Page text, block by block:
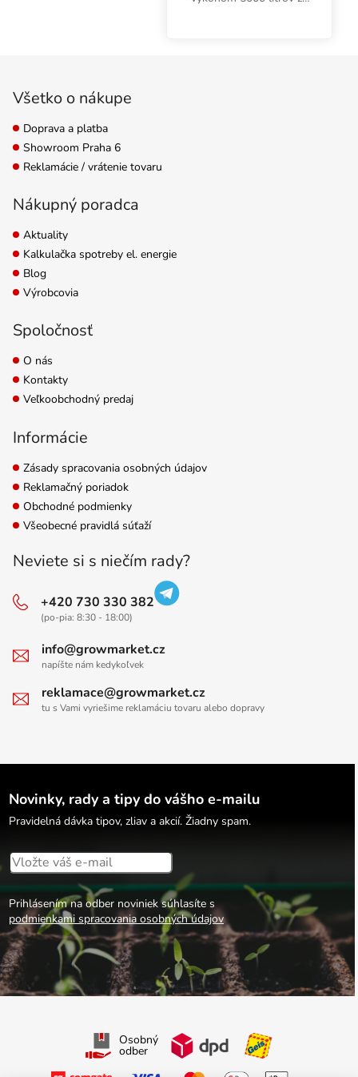
Všetko o nákupe
Doprava a platba
Showroom Praha 6
Reklamácie / vrátenie tovaru
Nákupný poradca
Aktuality
Kalkulačka spotreby el. energie
Blog
Výrobcovia
Spoločnosť
O nás
Kontakty
Veľkoobchodný predaj
Informácie
Zásady spracovania osobných údajov
Reklamačný poriadok
Obchodné podmienky
Všeobecné pravidlá súťaží
Neviete si s niečím rady?
+420 730 330 382
(po-pia: 8:30 - 18:00)
info@growmarket.cz
napíšte nám kedykoľvek
reklamace@growmarket.cz
tu s Vami vyriešime reklamáciu tovaru alebo dopravy
Novinky, rady a tipy do vášho e-mailu
Pravidelná dávka tipov, zliav a akcií. Žiadny spam.
Prihlásením na odber noviniek súhlasíte s
podmienkami spracovania osobných údajov
Osobný
odber